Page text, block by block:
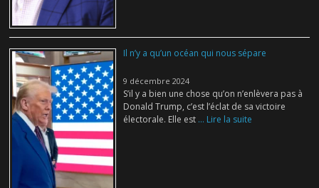
Il n’y a qu’un océan qui nous sépare
9 décembre 2024
S’il y a bien une chose qu’on n’enlèvera pas à
Donald Trump, c’est l’éclat de sa victoire
électorale. Elle est ... Lire la suite